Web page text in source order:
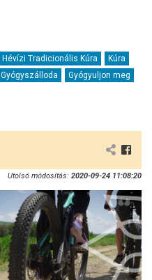
Hévízi Tradicionális Kúra
Kúra
Gyógyszálloda
Gyógyuljon meg
Utolsó módosítás: 2020-09-24 11:08:20